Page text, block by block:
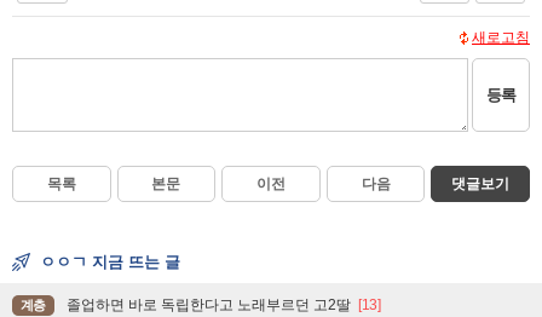
새로고침
등록
목록 본문 이전 다음 댓글보기
ㅇㅇㄱ 지금 뜨는 글
계층 졸업하면 바로 독립한다고 노래부르던 고2딸 [13]